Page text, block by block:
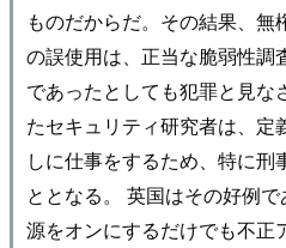
ものだからだ。その結果、
の誤使用は、正当な脆弱性調
であったとしても犯罪と見な
たセキュリティ研究者は、定
しに仕事をするため、特に刑
ととなる。 英国はその好例
源をオンにするだけでも不正